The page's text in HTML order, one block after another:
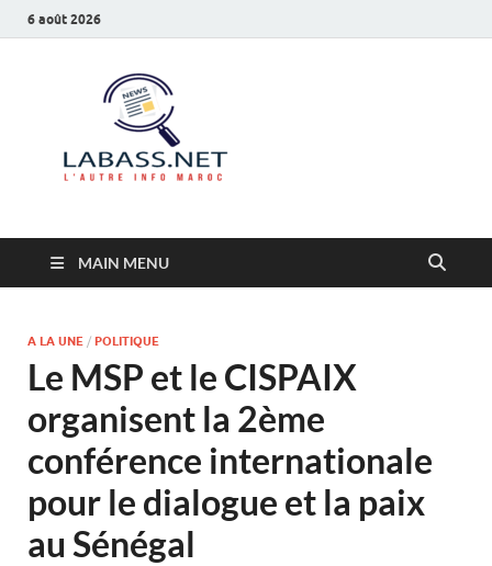
6 août 2026
MAIN MENU
A LA UNE / POLITIQUE
Le MSP et le CISPAIX
organisent la 2ème
conférence internationale
pour le dialogue et la paix
au Sénégal